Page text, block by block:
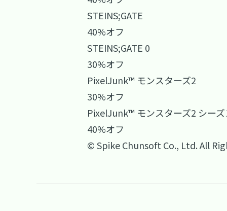
STEINS;GATE
40%オフ
STEINS;GATE 0
30%オフ
PixelJunk™ モンスターズ2
30%オフ
PixelJunk™ モンスターズ2 シー
40%オフ
© Spike Chunsoft Co., Ltd. All